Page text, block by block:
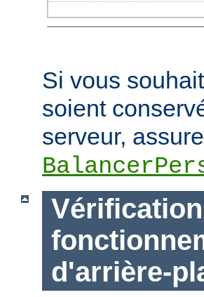
Si vous
soient
serveur,
d'arrière-